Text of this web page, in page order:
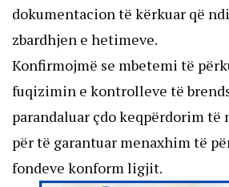
dokumentacion të kërkuar që
zbardhjen e hetimeve.
Konfirmojmë se mbetemi të
fuqizimin e kontrolleve të
parandaluar çdo keqpërdorim të
për të garantuar menaxhim të
fondeve konform ligjit.